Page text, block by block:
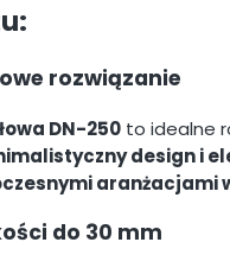
rozwiązanie
DN-250 to idealne
design i
aranżacjami
do 30 mm